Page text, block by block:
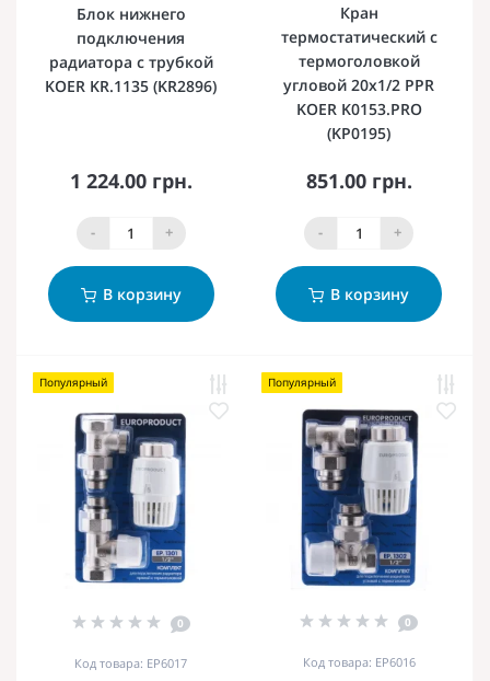
Блок нижнего
подключения
радиатора с трубкой
KOER KR.1135 (KR2896)
1 224.00 грн.
- +
В корзину
Кран
термостатический с
термоголовкой
угловой 20x1/2 PPR
KOER K0153.PRO
(KP0195)
851.00 грн.
- +
В корзину
Популярный
0
Код товара: EP6017
Популярный
0
Код товара: EP6016